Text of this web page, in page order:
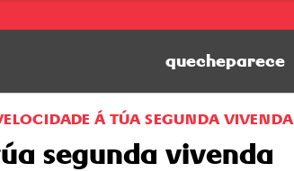
quecheparece
Á TÚA SEGUNDA VIVENDA
segunda vivenda